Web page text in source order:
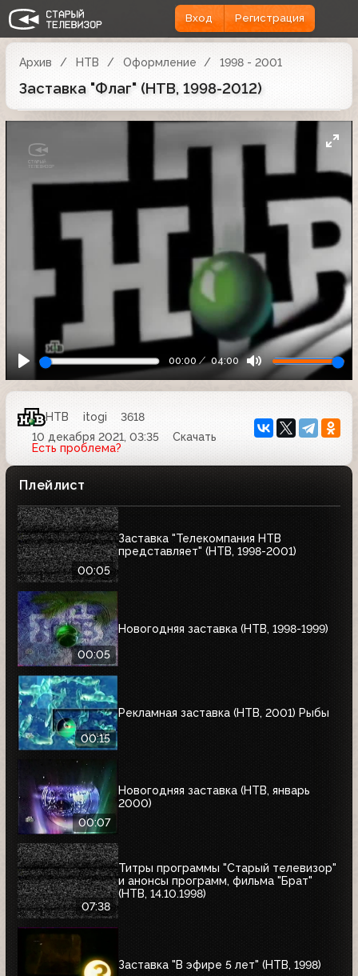
Вход Регистрация
Архив НТВ Оформление 1998 - 2001
Заставка "Флаг" (НТВ, 1998-2012)
00:00 04:00
НТВ itogi
3618
10 декабря 2021, 03:35
Скачать
Есть проблема?
Плейлист
00:05
Заставка "Телекомпания НТВ
представляет" (НТВ, 1998-2001)
00:05
Новогодняя заставка (НТВ, 1998-1999)
00:15
Рекламная заставка (НТВ, 2001) Рыбы
00:07
Новогодняя заставка (НТВ, январь
2000)
07:38
Титры программы "Старый телевизор"
и анонсы программ, фильма "Брат"
(НТВ, 14.10.1998)
Заставка "В эфире 5 лет" (НТВ, 1998)